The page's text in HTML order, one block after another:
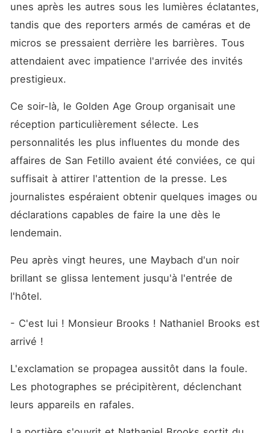
unes après les autres sous les lumières éclatantes,
tandis que des reporters armés de caméras et de
micros se pressaient derrière les barrières. Tous
attendaient avec impatience l'arrivée des invités
prestigieux.
Ce soir-là, le Golden Age Group organisait une
réception particulièrement sélecte. Les
personnalités les plus influentes du monde des
affaires de San Fetillo avaient été conviées, ce qui
suffisait à attirer l'attention de la presse. Les
journalistes espéraient obtenir quelques images ou
déclarations capables de faire la une dès le
lendemain.
Peu après vingt heures, une Maybach d'un noir
brillant se glissa lentement jusqu'à l'entrée de
l'hôtel.
- C'est lui ! Monsieur Brooks ! Nathaniel Brooks est
arrivé !
L'exclamation se propagea aussitôt dans la foule.
Les photographes se précipitèrent, déclenchant
leurs appareils en rafales.